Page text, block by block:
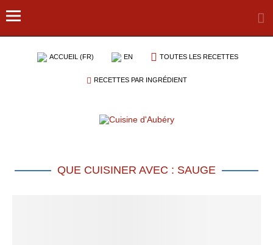
ACCUEIL (FR) EN TOUTES LES RECETTES
RECETTES PAR INGRÉDIENT
QUE CUISINER AVEC : SAUGE